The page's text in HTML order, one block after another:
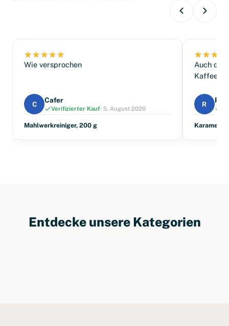
Wie versprochen
C Cafer
Verifizierter Kauf· 5. August 2026
Mahlwerkreiniger, 200 g
Auch
R
Karamell
Entdecke unsere Kategorien